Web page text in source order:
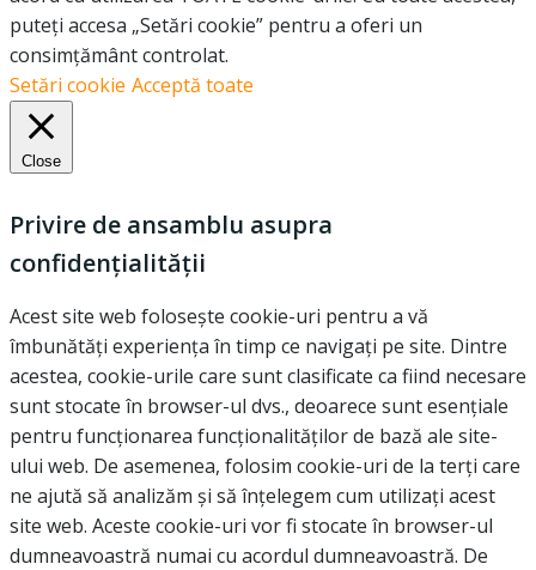
puteți accesa „Setări cookie” pentru a oferi un
consimțământ controlat.
Setări cookie Acceptă toate
Close
Privire de ansamblu asupra
confidențialității
Acest site web folosește cookie-uri pentru a vă
îmbunătăți experiența în timp ce navigați pe site. Dintre
acestea, cookie-urile care sunt clasificate ca fiind necesare
sunt stocate în browser-ul dvs., deoarece sunt esențiale
pentru funcționarea funcționalităților de bază ale site-
ului web. De asemenea, folosim cookie-uri de la terți care
ne ajută să analizăm și să înțelegem cum utilizați acest
site web. Aceste cookie-uri vor fi stocate în browser-ul
dumneavoastră numai cu acordul dumneavoastră. De